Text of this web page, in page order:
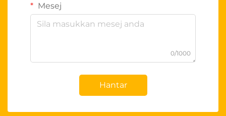
Mesej
0/1000
Hantar